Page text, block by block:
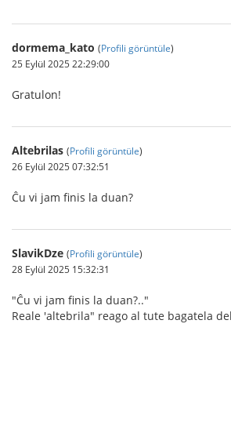
dormema_kato (Profili görüntüle)
25 Eylül 2025 22:29:00
Gratulon!
Altebrilas (Profili görüntüle)
26 Eylül 2025 07:32:51
Ĉu vi jam finis la duan?
SlavikDze (Profili görüntüle)
28 Eylül 2025 15:32:31
"Ĉu vi jam finis la duan?.."
Reale 'altebrila" reago al tute bagatela